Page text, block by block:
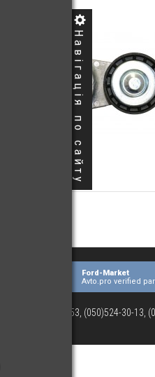
Навігація по сайту
Ford-Market
Avto.pro verified
(073)063-03-53, (050)524-30-13,